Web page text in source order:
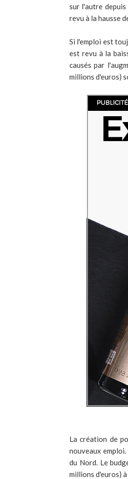
sur l'autre
revu à la hausse
Si l'emploi est
est revu à la
causés par
millions d'euros)
La création de
nouveaux
du Nord. Le
millions d'euros)